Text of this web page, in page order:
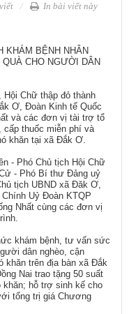
In bài viết này
KHÁM BỆNH NHÂN
CHO NGƯỜI DÂN
Chữ thập đỏ thành
Ơ, Đoàn Kinh tế Quốc
và các đơn vị tài trợ tổ
thuốc miễn phí và
khăn tại xã Đắk Ơ.
- Phó Chủ tịch Hội Chữ
- Phó Bí thư Đảng uỷ
tịch UBND xã Đăk Ơ,
Uỷ Đoàn KTQP
Nhất cùng các đơn vị
khám bệnh, tư vấn sức
dân nghèo, cận
khăn trên địa bàn xã Đắk
Nai trao tặng 50 suất
khăn; hỗ trợ sinh kế cho
tổng trị giá Chương